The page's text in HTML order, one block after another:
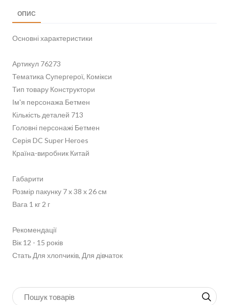
ОПИС
Основні характеристики
Артикул 76273
Тематика Супергерої, Комікси
Тип товару Конструктори
Ім'я персонажа Бетмен
Кількість деталей 713
Головні персонажі Бетмен
Серія DC Super Heroes
Країна-виробник Китай
Габарити
Розмір пакунку 7 x 38 x 26 см
Вага 1 кг 2 г
Рекомендації
Вік 12 - 15 років
Стать Для хлопчиків, Для дівчаток